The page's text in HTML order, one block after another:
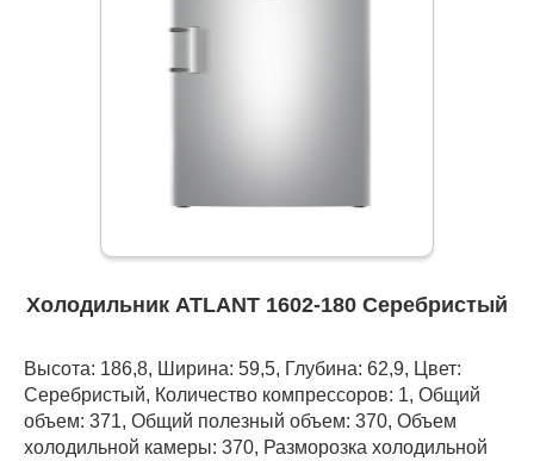
Холодильник ATLANT 1602-180 Серебристый
Высота: 186,8, Ширина: 59,5, Глубина: 62,9, Цвет:
Серебристый, Количество компрессоров: 1, Общий
объем: 371, Общий полезный объем: 370, Объем
холодильной камеры: 370, Разморозка холодильной